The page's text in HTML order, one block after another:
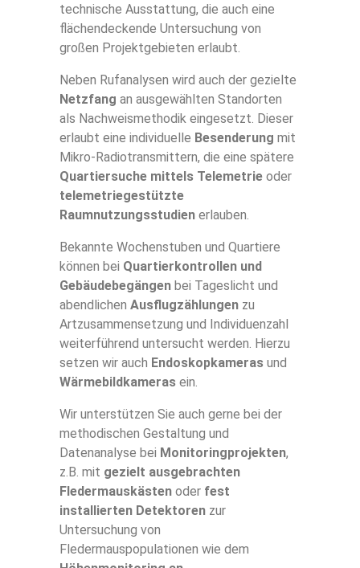
technische Ausstattung, die auch eine
flächendeckende Untersuchung von
großen Projektgebieten erlaubt.
Neben Rufanalysen wird auch der gezielte
Netzfang an ausgewählten Standorten
als Nachweismethodik eingesetzt. Dieser
erlaubt eine individuelle Besenderung mit
Mikro-Radiotransmittern, die eine spätere
Quartiersuche mittels Telemetrie oder
telemetriegestützte
Raumnutzungsstudien erlauben.
Bekannte Wochenstuben und Quartiere
können bei Quartierkontrollen und
Gebäudebegängen bei Tageslicht und
abendlichen Ausflugzählungen zu
Artzusammensetzung und Individuenzahl
weiterführend untersucht werden. Hierzu
setzen wir auch Endoskopkameras und
Wärmebildkameras ein.
Wir unterstützen Sie auch gerne bei der
methodischen Gestaltung und
Datenanalyse bei Monitoringprojekten,
z.B. mit gezielt ausgebrachten
Fledermauskästen oder fest
installierten Detektoren zur
Untersuchung von
Fledermauspopulationen wie dem